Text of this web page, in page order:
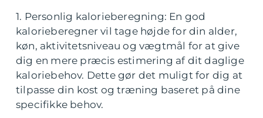
1. Personlig kalorieberegning: En god
kalorieberegner vil tage højde for din alder,
køn, aktivitetsniveau og vægtmål for at give
dig en mere præcis estimering af dit daglige
kaloriebehov. Dette gør det muligt for dig at
tilpasse din kost og træning baseret på dine
specifikke behov.